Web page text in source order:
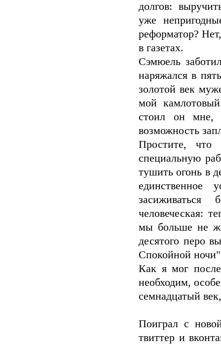
долгов:
уже
реформатор?
в газетах.
Сэмюель
наряжался в
золотой век
мой
стоил он
возможность
Простите,
специальную
тушить огонь в
человеческая:
мы больше не
десятого перо
Спокойной
Как я мог
необходим,
семнадцатый
Поиграл с
твиттер и